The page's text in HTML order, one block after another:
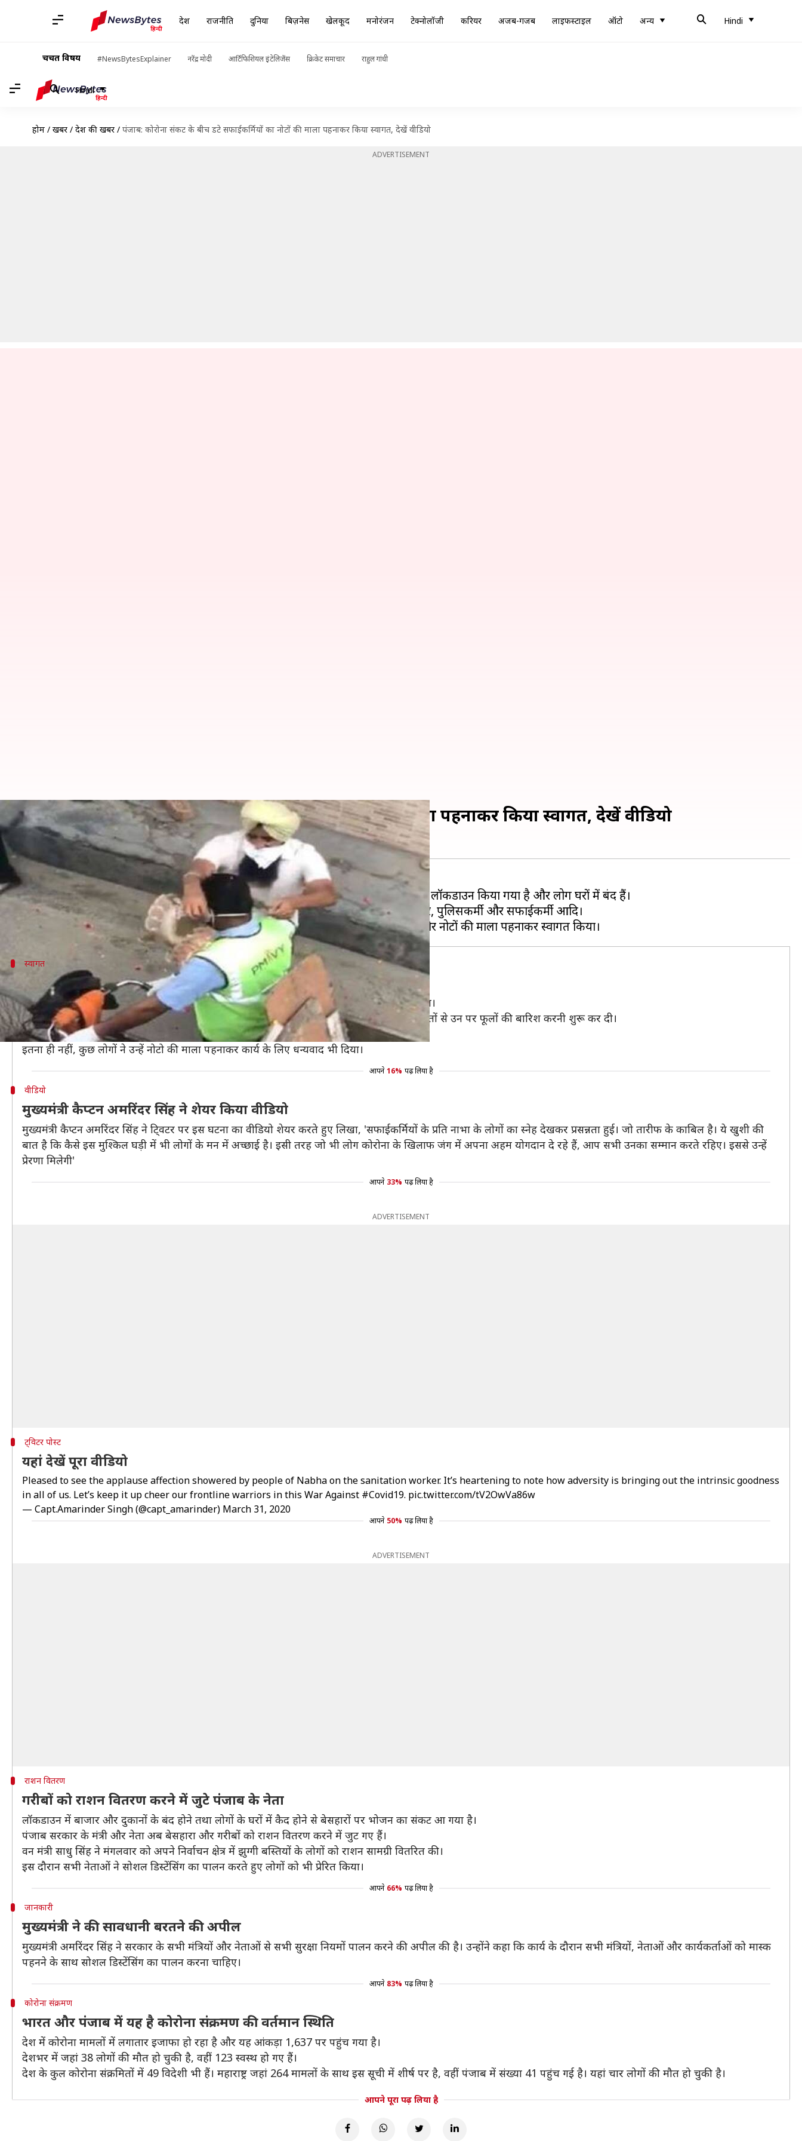
देश राजनीति दुनिया बिज़नेस खेलकूद मनोरंजन टेक्नोलॉजी करियर अजब-गजब लाइफस्टाइल ऑटो अन्य Hindi
चर्चित विषय #NewsBytesExplainer नरेंद्र मोदी आर्टिफिशियल इंटेलिजेंस क्रिकेट समाचार राहुल गांधी
Hindi
होम / खबरें / देश की खबरें / पंजाब: कोरोना संकट के बीच डटे सफाईकर्मियों का नोटों की माला पहनाकर किया स्वागत, देखें वीडियो
ADVERTISEMENT
पंजाब: कोरोना संकट के बीच डटे सफाईकर्मियों का नोटों की माला पहनाकर किया स्वागत, देखें वीडियो
भारत शर्मा Apr 01, 2020 01:22 pm
क्या है खबर?
पूरा देश कोरोना वायरस (COVID-19) महामारी से लड़ रहा है। इसके प्रसार को रोकने के लिए देश को लॉकडाउन किया गया है और लोग घरों में बंद हैं।
इस बीच कुछ लोग ऐसे भी हैं, जो इस घड़ी में घरों से बाहर रहकर देश की सेवा कर रहे हैं। जैसे डॉक्टर, पुलिसकर्मी और सफाईकर्मी आदि।
स्वागत
सफाईकर्मियों के पहुंचते ही लोगों ने छतों से बरसाए फूल
पटियाला के नाभा में मंगलवार को जब सफाईकर्मी सफाई के लिए पहुंचे तो वहां का नजारा देखने लायक था।
कोरोना संक्रमण के बीच अपने कार्य के प्रति सफाईकर्मियों के समर्पण को देखकर लोगों ने अपने घरों की छतों से उन पर फूलों की बारिश करनी शुरू कर दी।
इस दौरान अधिकतर लोगों ने तालियां बजाकर उनके कार्य को सम्मान दिया।
इतना ही नहीं, कुछ लोगों ने उन्हें नोटो की माला पहनाकर कार्य के लिए धन्यवाद भी दिया।
आपने 16% पढ़ लिया है
वीडियो
मुख्यमंत्री कैप्टन अमरिंदर सिंह ने शेयर किया वीडियो
मुख्यमंत्री कैप्टन अमरिंदर सिंह ने टि्वटर पर इस घटना का वीडियो शेयर करते हुए लिखा, 'सफाईकर्मियों के प्रति नाभा के लोगों का स्नेह देखकर प्रसन्नता हुई। जो तारीफ के काबिल है। ये खुशी की
बात है कि कैसे इस मुश्किल घड़ी में भी लोगों के मन में अच्छाई है। इसी तरह जो भी लोग कोरोना के खिलाफ जंग में अपना अहम योगदान दे रहे हैं, आप सभी उनका सम्मान करते रहिए। इससे उन्हें
प्रेरणा मिलेगी'
आपने 33% पढ़ लिया है
ADVERTISEMENT
ट्विटर पोस्ट
यहां देखें पूरा वीडियो
Pleased to see the applause affection showered by people of Nabha on the sanitation worker. It’s heartening to note how adversity is bringing out the intrinsic goodness
in all of us. Let’s keep it up cheer our frontline warriors in this War Against #Covid19. pic.twitter.com/tV2OwVa86w
— Capt.Amarinder Singh (@capt_amarinder) March 31, 2020
आपने 50% पढ़ लिया है
ADVERTISEMENT
राशन वितरण
गरीबों को राशन वितरण करने में जुटे पंजाब के नेता
लॉकडाउन में बाजार और दुकानों के बंद होने तथा लोगों के घरों में कैद होने से बेसहारों पर भोजन का संकट आ गया है।
पंजाब सरकार के मंत्री और नेता अब बेसहारा और गरीबों को राशन वितरण करने में जुट गए हैं।
वन मंत्री साधु सिंह ने मंगलवार को अपने निर्वाचन क्षेत्र में झुग्गी बस्तियों के लोगों को राशन सामग्री वितरित की।
इस दौरान सभी नेताओं ने सोशल डिस्टेंसिंग का पालन करते हुए लोगों को भी प्रेरित किया।
आपने 66% पढ़ लिया है
जानकारी
मुख्यमंत्री ने की सावधानी बरतने की अपील
मुख्यमंत्री अमरिंदर सिंह ने सरकार के सभी मंत्रियों और नेताओं से सभी सुरक्षा नियमों पालन करने की अपील की है। उन्होंने कहा कि कार्य के दौरान सभी मंत्रियों, नेताओं और कार्यकर्ताओं को मास्क
पहनने के साथ सोशल डिस्टेंसिंग का पालन करना चाहिए।
आपने 83% पढ़ लिया है
कोरोना संक्रमण
भारत और पंजाब में यह है कोरोना संक्रमण की वर्तमान स्थिति
देश में कोरोना मामलों में लगातार इजाफा हो रहा है और यह आंकड़ा 1,637 पर पहुंच गया है।
देशभर में जहां 38 लोगों की मौत हो चुकी है, वहीं 123 स्वस्थ हो गए हैं।
देश के कुल कोरोना संक्रमितों में 49 विदेशी भी हैं। महाराष्ट्र जहां 264 मामलों के साथ इस सूची में शीर्ष पर है, वहीं पंजाब में संख्या 41 पहुंच गई है। यहां चार लोगों की मौत हो चुकी है।
आपने पूरा पढ़ लिया है